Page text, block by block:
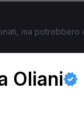
ma potrebbero
Oliani